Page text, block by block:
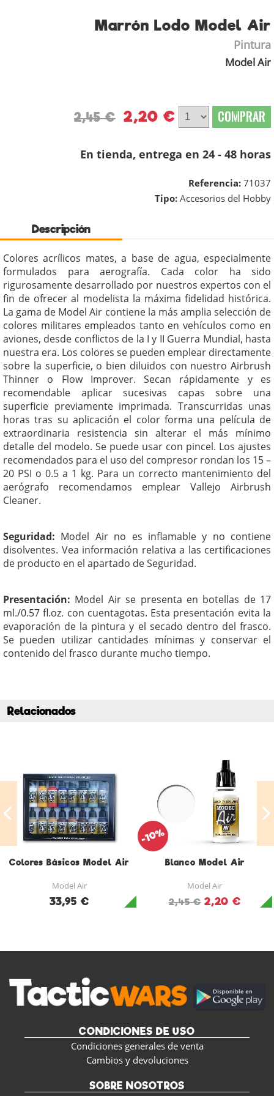
Marrón Lodo Model Air
Pintura
Model Air
2,45 € 2,20 € COMPRAR
En tienda, entrega en 24 - 48 horas
Referencia: 71037
Tipo: Accesorios del Hobby
Descripción
Colores acrílicos mates, a base de agua, especialmente
formulados para aerografía. Cada color ha sido
rigurosamente desarrollado por nuestros expertos con el
fin de ofrecer al modelista la máxima fidelidad histórica.
La gama de Model Air contiene la más amplia selección de
colores militares empleados tanto en vehículos como en
aviones, desde conflictos de la I y II Guerra Mundial, hasta
nuestra era. Los colores se pueden emplear directamente
sobre la superficie, o bien diluidos con nuestro Airbrush
Thinner o Flow Improver. Secan rápidamente y es
recomendable aplicar sucesivas capas sobre una
superficie previamente imprimada. Transcurridas unas
horas tras su aplicación el color forma una película de
extraordinaria resistencia sin alterar el más mínimo
detalle del modelo. Se puede usar con pincel. Los ajustes
recomendados para el uso del compresor rondan los 15 –
20 PSI o 0.5 a 1 kg. Para un correcto mantenimiento del
aerógrafo recomendamos emplear Vallejo Airbrush
Cleaner.
Seguridad: Model Air no es inflamable y no contiene
disolventes. Vea información relativa a las certificaciones
de producto en el apartado de Seguridad.
Presentación: Model Air se presenta en botellas de 17
ml./0.57 fl.oz. con cuentagotas. Esta presentación evita la
evaporación de la pintura y el secado dentro del frasco.
Se pueden utilizar cantidades mínimas y conservar el
contenido del frasco durante mucho tiempo.
Relacionados
Colores Básicos Model Air
Model Air
33,95 €
Blanco Model Air
Model Air
2,45 € 2,20 €
-10%
CONDICIONES DE USO
Condiciones generales de venta
Cambios y devoluciones
SOBRE NOSOTROS